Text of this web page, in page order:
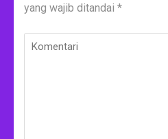
yang wajib ditandai *
Komentari